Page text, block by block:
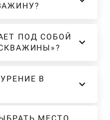
ПОД СОБОЙ
В
МЕСТО